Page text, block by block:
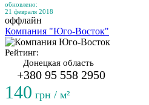
обновлено:
21 февраля 2018
оффлайн
Компания "Юго-Восток"
Рейтинг:
Донецкая область
+380 95 558 2950
140 грн / м²